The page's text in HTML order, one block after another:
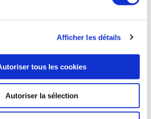
Afficher les détails
tous les cookies
Autoriser la sélection
bénéfices fiscaux générés par l'aviation.
élevées ont connu une reprise plus lente